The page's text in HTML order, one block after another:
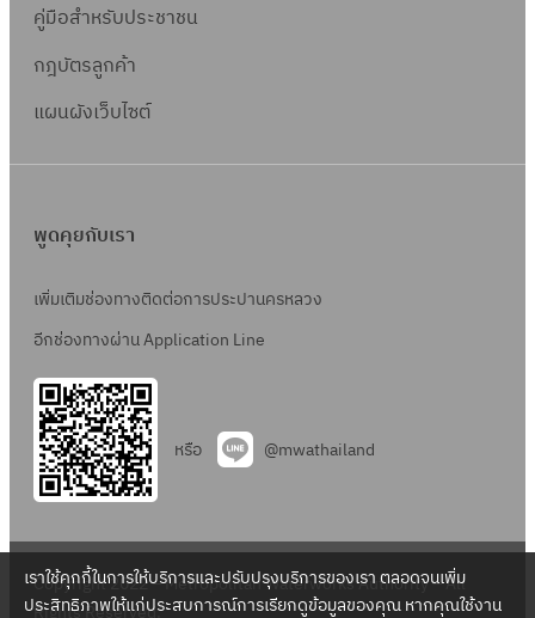
คู่มือสำหรับประชาชน
กฎบัตรลูกค้า
แผนผังเว็บไซต์
พูดคุยกับเรา
เพิ่มเติมช่องทางติดต่อการประปานครหลวง
อีกช่องทางผ่าน Application Line
หรือ @mwathailand
Copyright 2022 – Metropolitan Waterworks Authority – All
เราใช้คุกกี้ในการให้บริการและปรับปรุงบริการของเรา ตลอดจนเพิ่ม
ประสิทธิภาพให้แก่ประสบการณ์การเรียกดูข้อมูลของคุณ หากคุณใช้งาน